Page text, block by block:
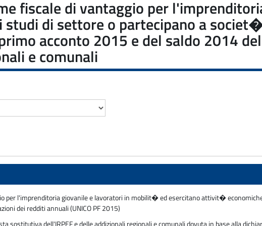
fiscale di vantaggio per
di settore o partecipano a
acconto 2015 e del saldo 2014
e comunali
per l'imprenditoria giovanile e lavoratori in mobilit� ed esercitano attivit�
dei redditi annuali (UNICO PF 2015)
sostitutiva dell'IRPEF e delle addizionali regionali e comunali dovuta in base alla